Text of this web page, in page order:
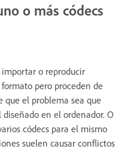
o más códecs
o reproducir
pero proceden de
que el problema sea que
en el ordenador. O
códecs para el mismo
suelen causar conflictos